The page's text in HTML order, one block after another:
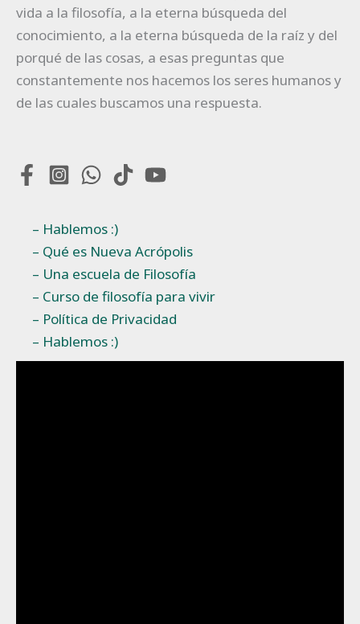
vida a la filosofía, a la eterna búsqueda del
conocimiento, a la eterna búsqueda de la raíz y del
porqué de las cosas, a esas preguntas que
constantemente nos hacemos los seres humanos y
de las cuales buscamos una respuesta.
– Hablemos :)
– Qué es Nueva Acrópolis
– Una escuela de Filosofía
– Curso de filosofía para vivir
– Política de Privacidad
– Hablemos :)